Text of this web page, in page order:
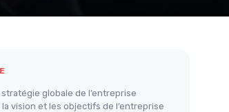
globale de l’entreprise
vision et les objectifs de l’entreprise